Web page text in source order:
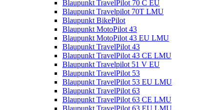
Blaupunkt TravelPilot 70 C EU
Blaupunkt Travelpilot 70T LMU
Blaupunkt BikePilot
Blaupunkt MotoPilot 43
Blaupunkt MotoPilot 43 EU LMU
Blaupunkt TravelPilot 43
Blaupunkt TravelPilot 43 CE LMU
Blaupunkt Travelpilot 51 V EU
Blaupunkt TravelPilot 53
Blaupunkt TravelPilot 53 EU LMU
Blaupunkt TravelPilot 63
Blaupunkt TravelPilot 63 CE LMU
Blaupunkt TravelPilot 63 EU LMU